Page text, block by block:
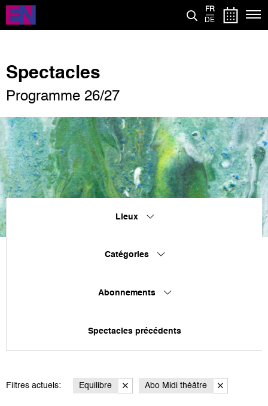
Aller
contenu
FR
DE
Spectacles
Programme 26/27
Lieux
Catégories
Abonnements
Spectacles précédents
Filtres actuels: Equilibre Abo Midi théâtre